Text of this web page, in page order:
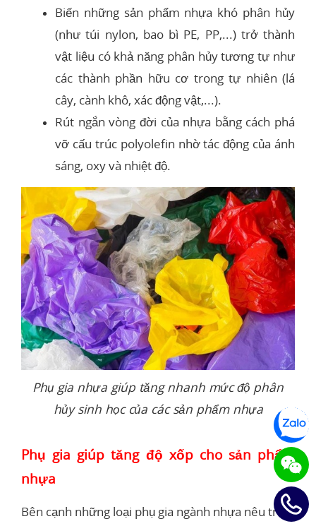
Biến những sản phẩm nhựa khó phân hủy
(như túi nylon, bao bì PE, PP,...) trở thành
vật liệu có khả năng phân hủy tương tự như
các thành phần hữu cơ trong tự nhiên (lá
cây, cành khô, xác động vật,...).
Rút ngắn vòng đời của nhựa bằng cách phá
vỡ cấu trúc polyolefin nhờ tác động của ánh
sáng, oxy và nhiệt độ.
Phụ gia nhựa giúp tăng nhanh mức độ phân
hủy sinh học của các sản phẩm nhựa
Phụ gia giúp tăng độ xốp cho sản phẩm
nhựa
Bên cạnh những loại phụ gia ngành nhựa nêu trên,